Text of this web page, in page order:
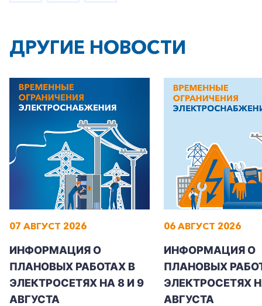
Заказать обратный звонок
Частным клиентам
Корпоративным клиентам
ДРУГИЕ НОВОСТИ
07 АВГУСТ 2026
ИНФОРМАЦИЯ О
ПЛАНОВЫХ РАБОТАХ В
ЭЛЕКТРОСЕТЯХ НА 8 И 9
АВГУСТА
06 АВГУСТ 2026
ИНФОРМАЦИЯ О
ПЛАНОВЫХ
ЭЛЕКТРОСЕТЯХ
АВГУСТА